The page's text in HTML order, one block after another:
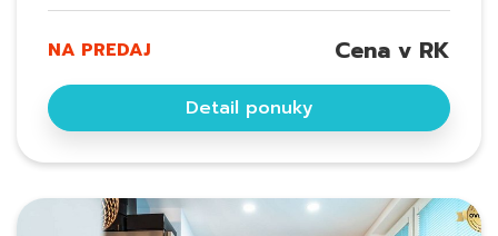
NA PREDAJ Cena v RK
Detail ponuky